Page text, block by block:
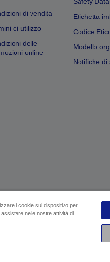
di vendita
di utilizzo
delle
online
Safety
Etichetta
Codice
Modello
Notifiche di
per informazioni sui tuoi dati
i cookie sul dispositivo per
nelle nostre attività di